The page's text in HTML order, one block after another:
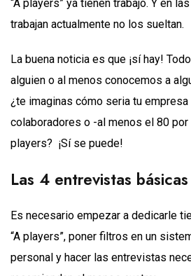
“A players” ya tienen trabajo. Y en
trabajan actualmente no los sueltan.
La buena noticia es que ¡sí hay!
alguien o al menos conocemos a
¿te imaginas cómo seria tu
colaboradores o -al menos el 80
players? ¡Sí se puede!
Las 4 entrevistas básicas
Es necesario empezar a dedicarle
“A players”, poner filtros en un
personal y hacer las entrevistas